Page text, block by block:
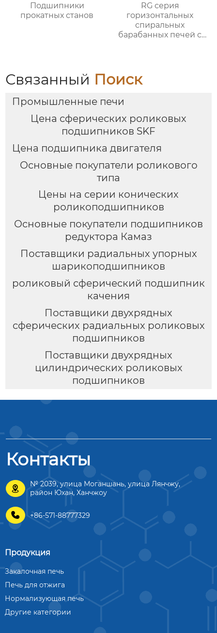
Подшипники
прокатных станов
RG серия
горизонтальных
спиральных
барабанных печей с
Связанный Поиск
Промышленные печи
Цена сферических роликовых
подшипников SKF
Цена подшипника двигателя
Основные покупатели роликового
типа
Цены на серии конических
роликоподшипников
Основные покупатели подшипников
редуктора Камаз
Поставщики радиальных упорных
шарикоподшипников
роликовый сферический подшипник
качения
Поставщики двухрядных
сферических радиальных роликовых
подшипников
Поставщики двухрядных
цилиндрических роликовых
подшипников
Контакты

№ 2039, улица Моганшань, улица Лянчжу,
район Юхан, Ханчжоу
 +86-571-88777329
Продукция
Закалочная печь
Печь для отжига
Нормализующая печь
Другие категории